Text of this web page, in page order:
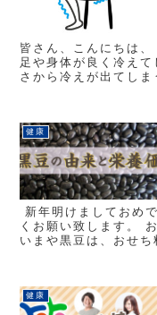
皆さん、こんにちは
足や身体が良く冷え
さから冷えが出てし
健康
新年明けましておめ
くお願い致します。
いまや黒豆は、おせ
健康